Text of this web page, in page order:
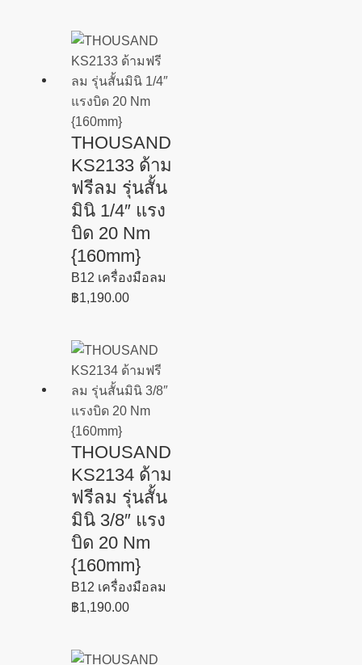
THOUSAND
KS2133 ด้าม
ฟรีลม รุ่นสั้น
มินิ 1/4″ แรง
บิด 20 Nm
{160mm}
B12 เครื่องมือลม
฿1,190.00
THOUSAND
KS2134 ด้าม
ฟรีลม รุ่นสั้น
มินิ 3/8″ แรง
บิด 20 Nm
{160mm}
B12 เครื่องมือลม
฿1,190.00